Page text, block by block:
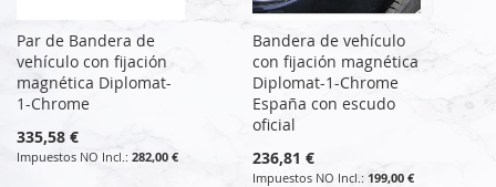
Par de Bandera de
vehículo con fijación
magnética Diplomat-
1-Chrome
335,58 €
282,00 €
Bandera de vehículo
con fijación magnética
Diplomat-1-Chrome
España con escudo
oficial
236,81 €
199,00 €